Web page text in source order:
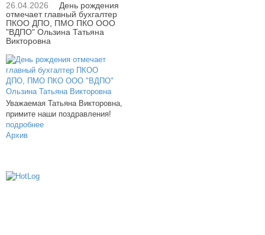
26.04.2026
День рождения
отмечает главный бухгалтер
ПКОО ДПО, ПМО ПКО ООО
"ВДПО" Ользина Татьяна
Викторовна
Уважаемая Татьяна Викторовна,
примите наши поздравления!
подробнее
Архив